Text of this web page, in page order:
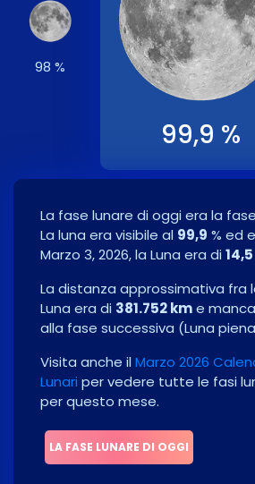
98 %
99,9 %
La fase lunare di oggi era la
La luna era visibile al 99,9 % ed
Marzo 3, 2026, la Luna era di 14,5
La distanza approssimativa fra
Luna era di 381.752 kme
alla fase successiva (Luna piena
Visita anche il Marzo 2026
Lunari per vedere tutte le fasi
per questo mese.
LA FASE LUNARE DI OGGI